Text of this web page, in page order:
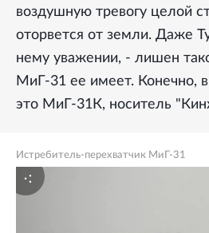
воздушную тревогу целой
оторвется от земли. Даже
нему уважении, - лишен
МиГ-31 ее имеет. Конечно,
это МиГ-31К, носитель
Истребитель-перехватчик МиГ-31